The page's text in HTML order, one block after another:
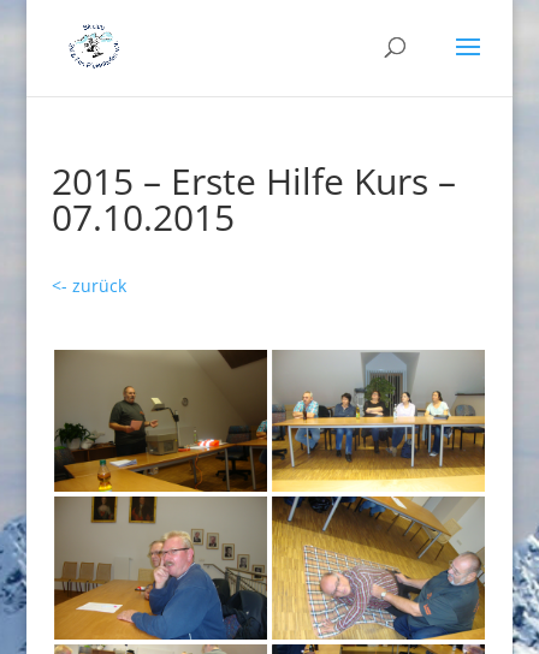
2015 – Erste Hilfe Kurs –
07.10.2015
<- zurück